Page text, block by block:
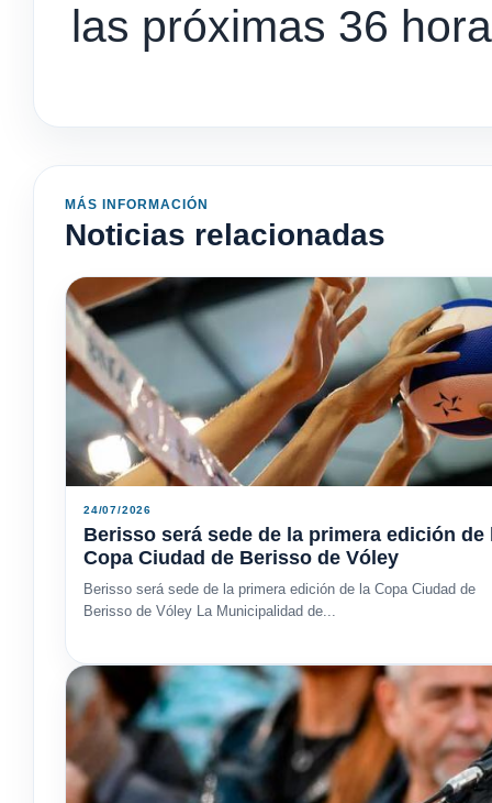
las próximas 36
MÁS INFORMACIÓN
Noticias relacionadas
24/07/2026
Berisso será sede de la primera edición de
Copa Ciudad de Berisso de Vóley
Berisso será sede de la primera edición de la Copa Ciudad de
Berisso de Vóley La Municipalidad de...